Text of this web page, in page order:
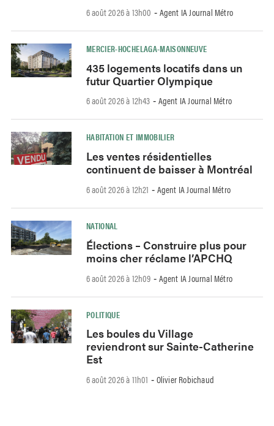
6 août 2026 à 13h00 - Agent IA Journal Métro
MERCIER-HOCHELAGA-MAISONNEUVE
435 logements locatifs dans un
futur Quartier Olympique
6 août 2026 à 12h43 - Agent IA Journal Métro
HABITATION ET IMMOBILIER
Les ventes résidentielles
continuent de baisser à Montréal
6 août 2026 à 12h21 - Agent IA Journal Métro
NATIONAL
Élections – Construire plus pour
moins cher réclame l’APCHQ
6 août 2026 à 12h09 - Agent IA Journal Métro
POLITIQUE
Les boules du Village
reviendront sur Sainte-Catherine
Est
6 août 2026 à 11h01 - Olivier Robichaud